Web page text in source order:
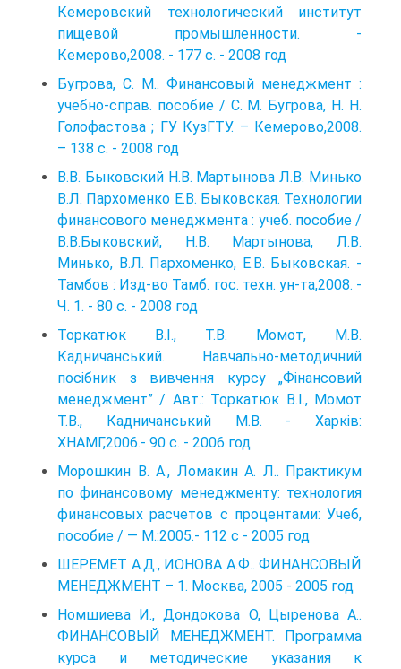
Кемеровский технологический институт
пищевой промышленности. -
Кемерово,2008. - 177 с. - 2008 год
Бугрова, С. М.. Финансовый менеджмент :
учебно-справ. пособие / С. М. Бугрова, Н. Н.
Голофастова ; ГУ КузГТУ. – Кемерово,2008.
– 138 с. - 2008 год
В.В. Быковский Н.В. Мартынова Л.В. Минько
В.Л. Пархоменко Е.В. Быковская. Технологии
финансового менеджмента : учеб. пособие /
В.В.Быковский, Н.В. Мартынова, Л.В.
Минько, В.Л. Пархоменко, Е.В. Быковская. -
Тамбов : Изд-во Тамб. гос. техн. ун-та,2008. -
Ч. 1. - 80 с. - 2008 год
Торкатюк В.І., Т.В. Момот, М.В.
Кадничанський. Навчально-методичний
посібник з вивчення курсу „Фінансовий
менеджмент” / Авт.: Торкатюк В.І., Момот
Т.В., Кадничанський М.В. - Харків:
ХНАМГ,2006.- 90 с. - 2006 год
Морошкин В. А., Ломакин А. Л.. Практикум
по финансовому менеджменту: технология
финансовых расчетов с процентами: Учеб,
пособие / — M.:2005.- 112 с - 2005 год
ШЕРЕМЕТ А.Д., ИОНОВА А.Ф.. ФИНАНСОВЫЙ
МЕНЕДЖМЕНТ – 1. Москва, 2005 - 2005 год
Номшиева И., Дондокова О, Цыренова А..
ФИНАНСОВЫЙ МЕНЕДЖМЕНТ. Программа
курса и методические указания к